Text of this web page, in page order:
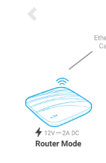
Previous